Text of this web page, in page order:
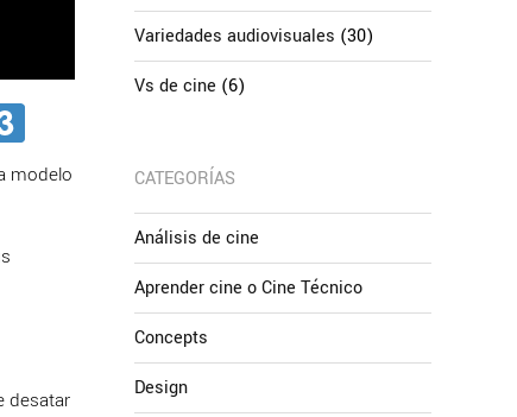
modelo
desatar
Variedades audiovisuales (30)
Vs de cine (6)
CATEGORÍAS
Análisis de cine
Aprender cine o Cine Técnico
Concepts
Design